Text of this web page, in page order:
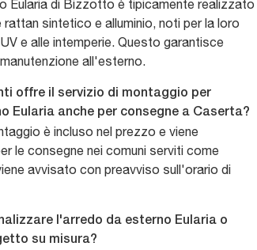
Eularia di Bizzotto è tipicamente realizzato
sintetico e alluminio, noti per la loro
e alle intemperie. Questo garantisce
all'esterno.
offre il servizio di montaggio per
Eularia anche per consegne a Caserta?
è incluso nel prezzo e viene
le consegne nei comuni serviti come
avvisato con preavviso sull'orario di
l'arredo da esterno Eularia o
su misura?